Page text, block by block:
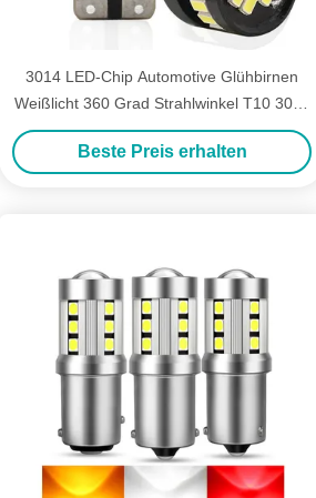
3014 LED-Chip Automotive Glühbirnen
Weißlicht 360 Grad Strahlwinkel T10 3014
24smd Konstante Strömung Helle Led-
Glühlampe
Beste Preis erhalten